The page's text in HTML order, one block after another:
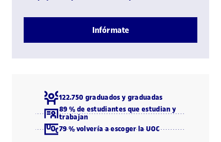
Infórmate
122.750 graduados y graduadas
89 % de estudiantes que estudian y
trabajan
79 % volvería a escoger la UOC